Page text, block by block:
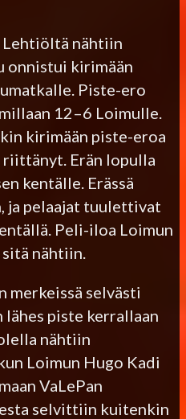
Lehtiöltä nähtiin
onnistui kirimään
Piste-ero
12–6 Loimulle.
kirimään piste-eroa
riittänyt. Erän lopulla
kentälle. Erässä
ja pelaajat tuulettivat
Peli-iloa Loimun
nähtiin.
merkeissä selvästi
lähes piste kerrallaan
nähtiin
Loimun Hugo Kadi
VaLePan
selvittiin kuitenkin